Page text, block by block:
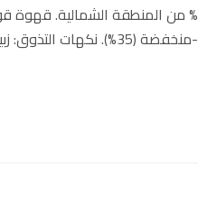
قهوة أرابيكا كولومبية 100% من